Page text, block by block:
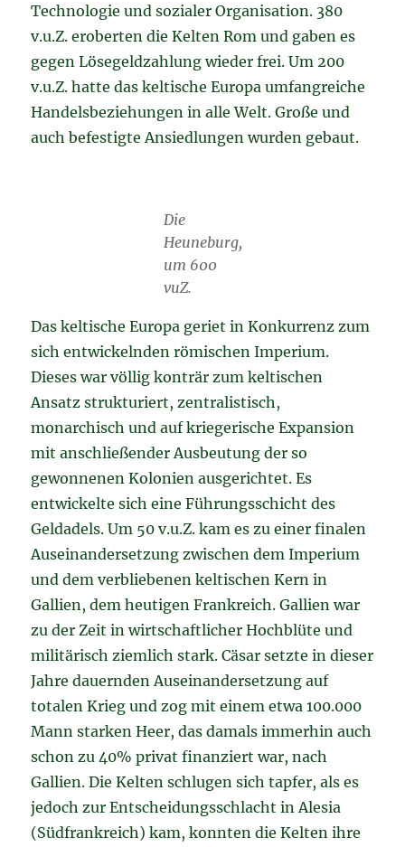
Technologie und sozialer Organisation. 380
v.u.Z. eroberten die Kelten Rom und gaben es
gegen Lösegeldzahlung wieder frei. Um 200
v.u.Z. hatte das keltische Europa umfangreiche
Handelsbeziehungen in alle Welt. Große und
auch befestigte Ansiedlungen wurden gebaut.
Die
Heuneburg,
um 600
vuZ.
Das keltische Europa geriet in Konkurrenz zum
sich entwickelnden römischen Imperium.
Dieses war völlig konträr zum keltischen
Ansatz strukturiert, zentralistisch,
monarchisch und auf kriegerische Expansion
mit anschließender Ausbeutung der so
gewonnenen Kolonien ausgerichtet. Es
entwickelte sich eine Führungsschicht des
Geldadels. Um 50 v.u.Z. kam es zu einer finalen
Auseinandersetzung zwischen dem Imperium
und dem verbliebenen keltischen Kern in
Gallien, dem heutigen Frankreich. Gallien war
zu der Zeit in wirtschaftlicher Hochblüte und
militärisch ziemlich stark. Cäsar setzte in dieser
Jahre dauernden Auseinandersetzung auf
totalen Krieg und zog mit einem etwa 100.000
Mann starken Heer, das damals immerhin auch
schon zu 40% privat finanziert war, nach
Gallien. Die Kelten schlugen sich tapfer, als es
jedoch zur Entscheidungsschlacht in Alesia
(Südfrankreich) kam, konnten die Kelten ihre